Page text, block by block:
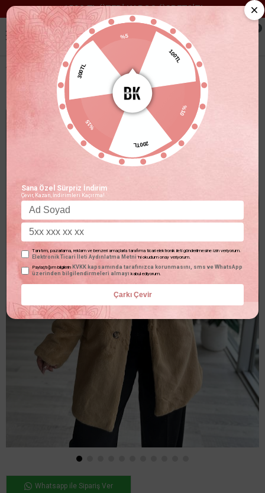
1500 TL ÜZERİ KARGO ÜCRETSİZ!
0
Whatsapp ile Sipariş Ver
%5
100TL
%10
200TL
%15
300TL
Sana Özel Sürpriz İndirim
Çevir, Kazan, İndirimleri Kaçırma!
Tanıtım, pazarlama, reklam ve benzeri amaçlarla tarafıma ticari elektronik ileti gönderilmesine izin veriyorum.
Elektronik Ticari İleti Aydınlatma Metni 'ni okudum onay veriyorum.
Paylaştığım bilgilerin KVKK kapsamında tarafınızca korunmasını, sms ve WhatsApp
üzerinden bilgilendirmeleri almayı kabul ediyorum.
Çarkı Çevir